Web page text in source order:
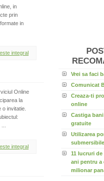
in
prin
in
integral
Online
la
invitatie.
integral
Vrei sa faci
Comunicat
Creaza-ti
online
Castiga
gratuite
Utilizarea
submersibile
11 lucruri de
ani pentru a
milionar